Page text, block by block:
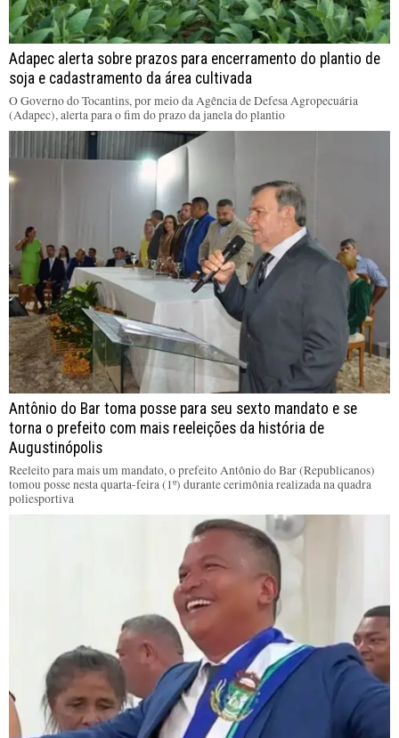
Adapec alerta sobre prazos para encerramento do plantio de
soja e cadastramento da área cultivada
O Governo do Tocantins, por meio da Agência de Defesa Agropecuária
(Adapec), alerta para o fim do prazo da janela do plantio
Antônio do Bar toma posse para seu sexto mandato e se
torna o prefeito com mais reeleições da história de
Augustinópolis
Reeleito para mais um mandato, o prefeito Antônio do Bar (Republicanos)
tomou posse nesta quarta-feira (1º) durante cerimônia realizada na quadra
poliesportiva